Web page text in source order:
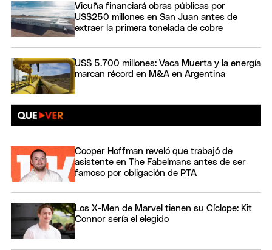
Vicuña financiará obras públicas por
US$250 millones en San Juan antes de
extraer la primera tonelada de cobre
US$ 5.700 millones: Vaca Muerta y la energía
marcan récord en M&A en Argentina
Cooper Hoffman reveló que trabajó de
asistente en The Fabelmans antes de ser
famoso por obligación de PTA
Los X-Men de Marvel tienen su Cíclope: Kit
Connor sería el elegido